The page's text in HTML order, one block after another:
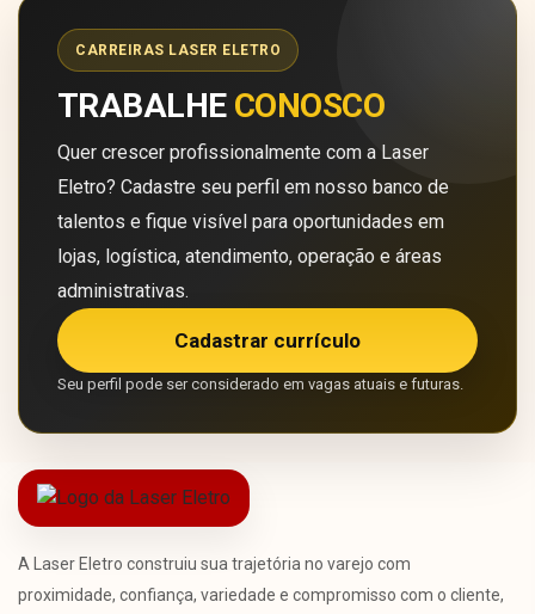
CARREIRAS LASER ELETRO
TRABALHE CONOSCO
Quer crescer profissionalmente com a Laser
Eletro? Cadastre seu perfil em nosso banco de
talentos e fique visível para oportunidades em
lojas, logística, atendimento, operação e áreas
administrativas.
Cadastrar currículo
Seu perfil pode ser considerado em vagas atuais e futuras.
A Laser Eletro construiu sua trajetória no varejo com
proximidade, confiança, variedade e compromisso com o cliente,